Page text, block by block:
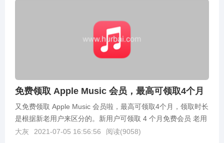
免费领取 Apple Music 会员，最高可领取4个月
又免费领取 Apple Music 会员啦，最高可领取4个月，领取时长
是根据新老用户来区分的。新用户可领取 4 个月免费会员 老用
户可领取 1 个月免费会员有两...
大灰 2021-07-05 16:56:56 阅读(9058)